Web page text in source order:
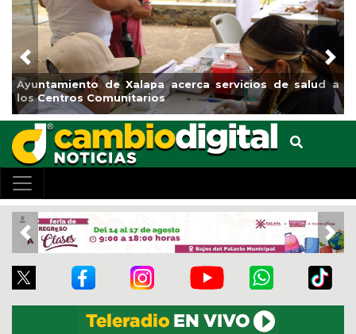
Ayuntamiento de Xalapa acerca servicios de salud a
los Centros Comunitarios
Previous
Previous